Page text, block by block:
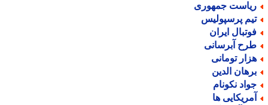
جمهوری
پرسپولیس
ایران
آبرسانی
تومانی
الدین
نکونام
ها